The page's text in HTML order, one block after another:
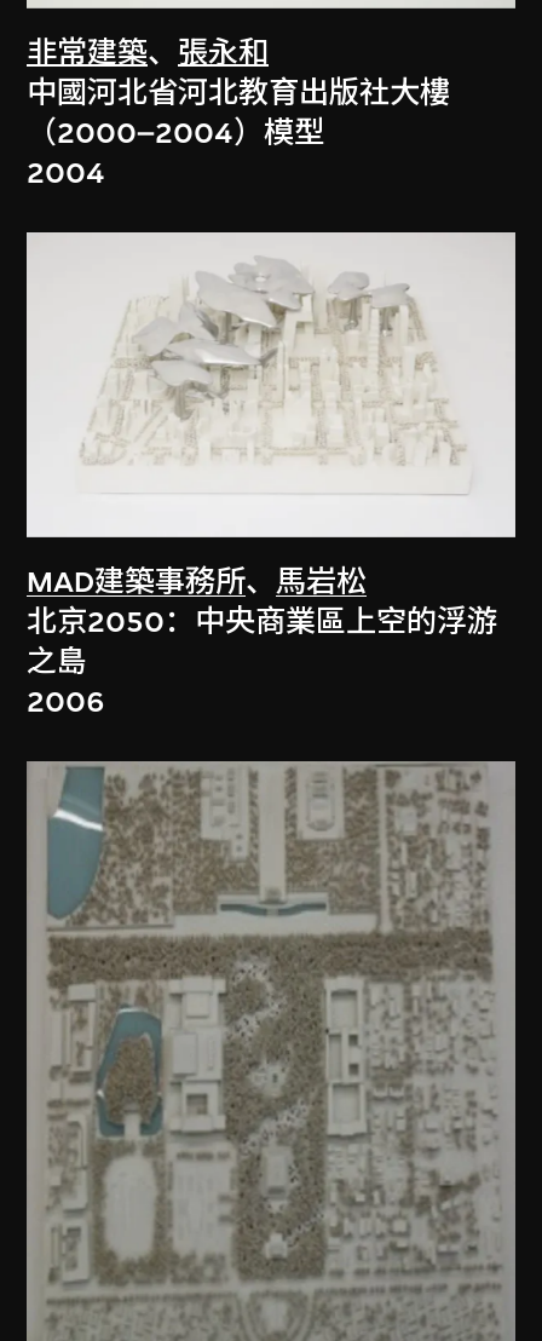
非常建築、 張永和
中國河北省河北教育出版社大樓
（2000–2004）模型
2004
MAD建築事務所、 馬岩松
北京2050：中央商業區上空的浮游
之島
2006